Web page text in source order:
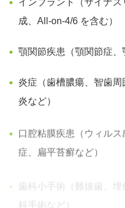
●
インプラント（サイナ
成、All-on-4/6 を含む）
● 顎関節疾患（顎関節症、
●
炎症（歯槽膿瘍、智歯
炎など）
●
口腔粘膜疾患（ウィル
症、扁平苔癬など）
歯科小手術（難抜歯、
科手術など）